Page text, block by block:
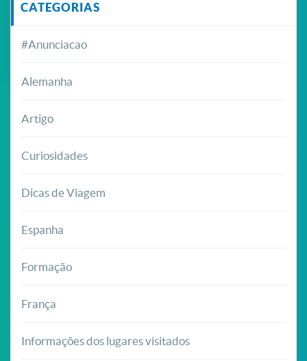
CATEGORIAS
#Anunciacao
Alemanha
Artigo
Curiosidades
Dicas de Viagem
Espanha
Formação
França
Informações dos lugares visitados